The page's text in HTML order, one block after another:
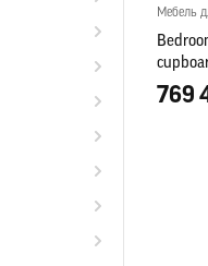
Мебель
769